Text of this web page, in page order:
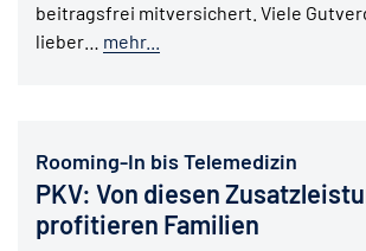
beitragsfrei mitversichert. Viele
lieber… mehr...
Rooming-In bis Telemedizin
PKV: Von diesen
profitieren Familien